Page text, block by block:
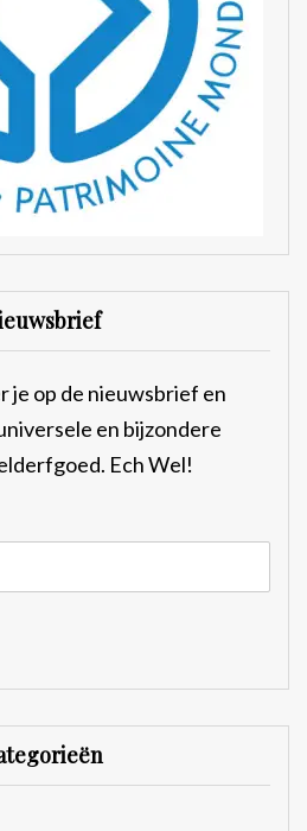
je op de nieuwsbrief en
en bijzondere
Ech Wel!